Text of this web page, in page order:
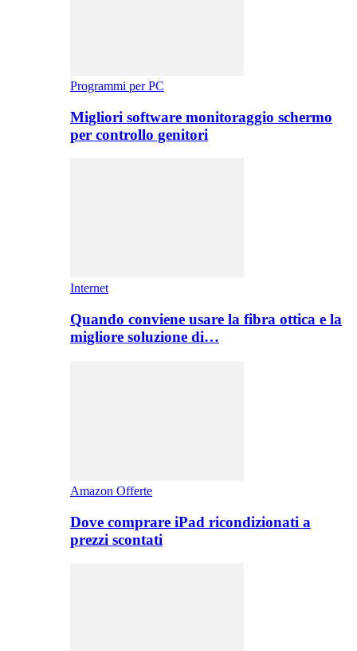
Programmi per PC
Migliori software monitoraggio schermo
per controllo genitori
Internet
Quando conviene usare la fibra ottica e la
migliore soluzione di…
Amazon Offerte
Dove comprare iPad ricondizionati a
prezzi scontati